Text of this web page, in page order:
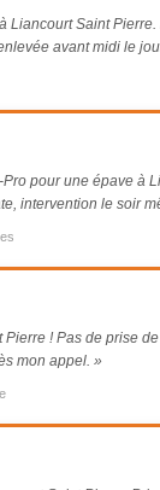
Liancourt Saint Pierre.
avant midi le
Pro pour une épave à
intervention le soir
! Pas de prise
mon appel. »